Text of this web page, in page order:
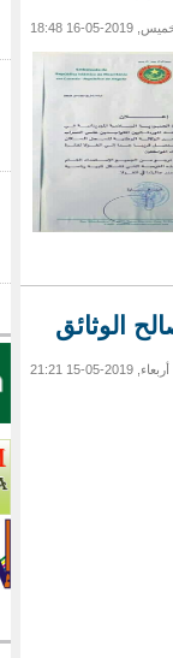
2019-05-16 18:48
الوثائق
أربعاء, 2019-05-15 21:21